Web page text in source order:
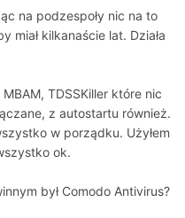
na podzespoły nic na to
miał kilkanaście lat. Działa
TDSSKiller które nic
z autostartu również.
w porządku. Użyłem
ok.
był Comodo Antivirus?